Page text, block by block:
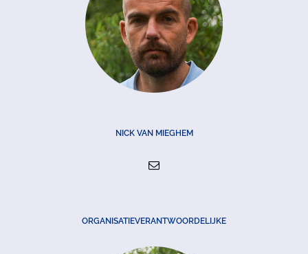
NICK VAN MIEGHEM
ORGANISATIEVERANTWOORDELIJKE